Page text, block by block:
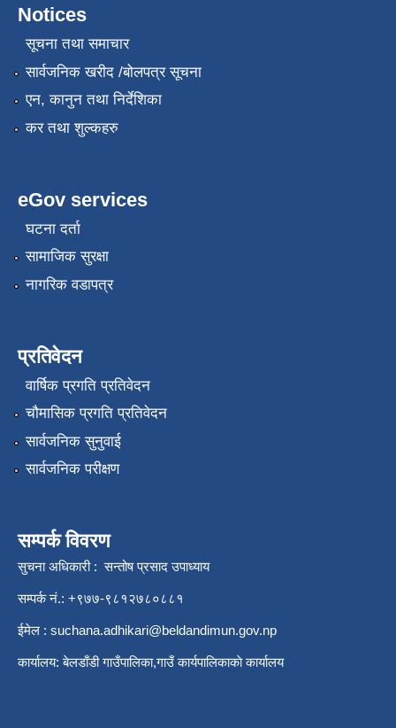
Notices
सूचना तथा समाचार
सार्वजनिक खरीद /बोलपत्र सूचना
एन, कानुन तथा निर्देशिका
कर तथा शुल्कहरु
eGov services
घटना दर्ता
सामाजिक सुरक्षा
नागरिक वडापत्र
प्रतिवेदन
वार्षिक प्रगति प्रतिवेदन
चौमासिक प्रगति प्रतिवेदन
सार्वजनिक सुनुवाई
सार्वजनिक परीक्षण
सम्पर्क विवरण
सुचना अधिकारी : सन्तोष प्रसाद उपाध्याय
सम्पर्क नं.: +९७७-९८१२७८०८८१
ईमेल : suchana.adhikari@beldandimun.gov.np
कार्यालय: बेलडाँडी गाउँपालिका,गाउँ कार्यपालिकाकाे कार्यालय